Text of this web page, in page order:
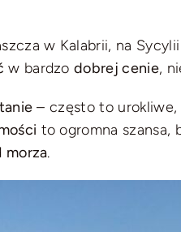
w Kalabrii, na
w bardzodobrej cenie,
– często to urokliwe,
to ogromna szansa,
morza.